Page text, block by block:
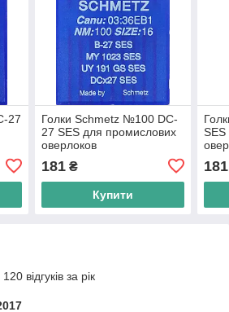
27
Голки Schmetz №100 DC-
27 SES для промислових
оверлоков
181₴
Купити
181
відгуків за рік